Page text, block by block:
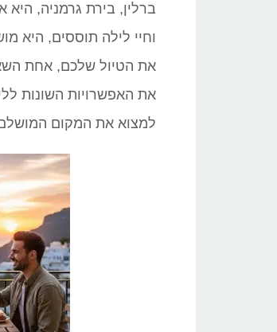
ברלין, בירת גרמניה,
וחיי לילה תוססים, היא
את הטיול שלכם, אחת
את האפשרויות השונות
למצוא את המקום